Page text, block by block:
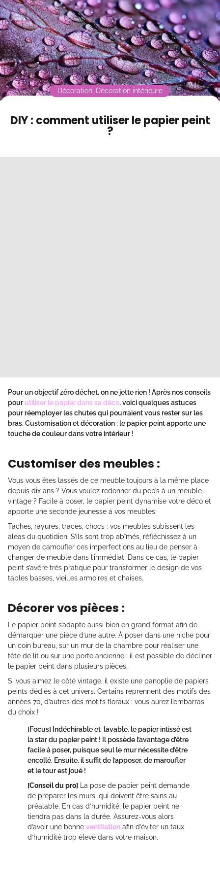
Contact
Mode sombre
DIY : comment utiliser le papier peint
?
Décoration Décoration intérieure
Pour un objectif zéro déchet, on ne jette rien ! Après nos conseils
pour utiliser le papier dans sa déco, voici quelques astuces
pour réemployer les chutes qui pourraient vous rester sur les
bras. Customisation et décoration : le papier peint apporte une
touche de couleur dans votre intérieur !
Customiser des meubles :
Vous vous êtes lassés de ce meuble toujours à la même place
depuis dix ans ? Vous voulez redonner du pep’s à un meuble
vintage ? Facile à poser, le papier peint dynamise votre déco et
apporte une seconde jeunesse à vos meubles.
Taches, rayures, traces, chocs : vos meubles subissent les
aléas du quotidien. S’ils sont trop abîmés, réfléchissez à un
moyen de camoufler ces imperfections au lieu de penser à
changer de meuble dans l’immédiat. Dans ce cas, le papier
peint s’avère très pratique pour transformer le design de vos
tables basses, vieilles armoires et chaises.
Décorer vos pièces :
Le papier peint s’adapte aussi bien en grand format afin de
démarquer une pièce d’une autre. À poser dans une niche pour
un coin bureau, sur un mur de la chambre pour réaliser une
tête de lit ou sur une porte ancienne : il est possible de décliner
le papier peint dans plusieurs pièces.
Si vous aimez le côté vintage, il existe une panoplie de papiers
peints dédiés à cet univers. Certains reprennent des motifs des
années 70, d’autres des motifs floraux : vous aurez l’embarras
du choix !
[Focus] Indéchirable et lavable, le papier intissé est
la star du papier peint ! Il possède l’avantage d’être
facile à poser, puisque seul le mur nécessite d’être
encollé. Ensuite, il suffit de l’apposer, de maroufler
et le tour est joué !
[Conseil du pro] La pose de papier peint demande
de préparer les murs, qui doivent être sains au
préalable. En cas d’humidité, le papier peint ne
tiendra pas dans la durée. Assurez-vous alors
d’avoir une bonne ventilation afin d’éviter un taux
d’humidité trop élevé dans votre maison.